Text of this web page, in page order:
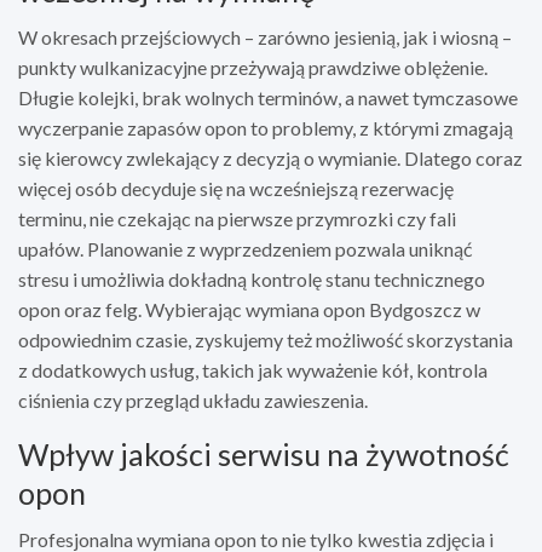
W okresach przejściowych – zarówno jesienią, jak i wiosną –
punkty wulkanizacyjne przeżywają prawdziwe oblężenie.
Długie kolejki, brak wolnych terminów, a nawet tymczasowe
wyczerpanie zapasów opon to problemy, z którymi zmagają
się kierowcy zwlekający z decyzją o wymianie. Dlatego coraz
więcej osób decyduje się na wcześniejszą rezerwację
terminu, nie czekając na pierwsze przymrozki czy fali
upałów. Planowanie z wyprzedzeniem pozwala uniknąć
stresu i umożliwia dokładną kontrolę stanu technicznego
opon oraz felg. Wybierając wymiana opon Bydgoszcz w
odpowiednim czasie, zyskujemy też możliwość skorzystania
z dodatkowych usług, takich jak wyważenie kół, kontrola
ciśnienia czy przegląd układu zawieszenia.
Wpływ jakości serwisu na żywotność
opon
Profesjonalna wymiana opon to nie tylko kwestia zdjęcia i